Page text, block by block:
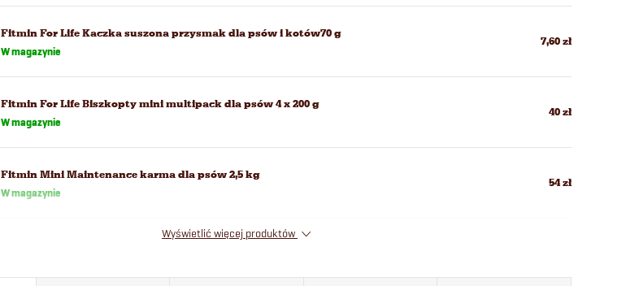
Fitmin For Life Kaczka suszona przysmak dla psów i kotów70 g
W magazynie
7,60 zł
Fitmin For Life Biszkopty mini multipack dla psów 4 x 200 g
W magazynie
40 zł
Fitmin Mini Maintenance karma dla psów 2,5 kg
W magazynie
54 zł
Wyświetlić więcej produktów